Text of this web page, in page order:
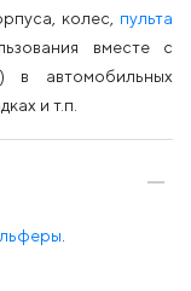
колес, пульта
вместе с
в автомобильных
и т.п.